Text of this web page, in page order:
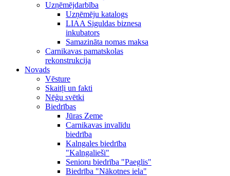
Uzņēmējdarbība
Uzņēmēju katalogs
LIAA Siguldas biznesa
inkubators
Samazināta nomas maksa
Carnikavas pamatskolas
rekonstrukcija
Novads
Vēsture
Skaitļi un fakti
Nēģu svētki
Biedrības
Jūras Zeme
Carnikavas invalīdu
biedrība
Kalngales biedrība
"Kalngalieši"
Senioru biedrība "Paeglis"
Biedrība "Nākotnes iela"